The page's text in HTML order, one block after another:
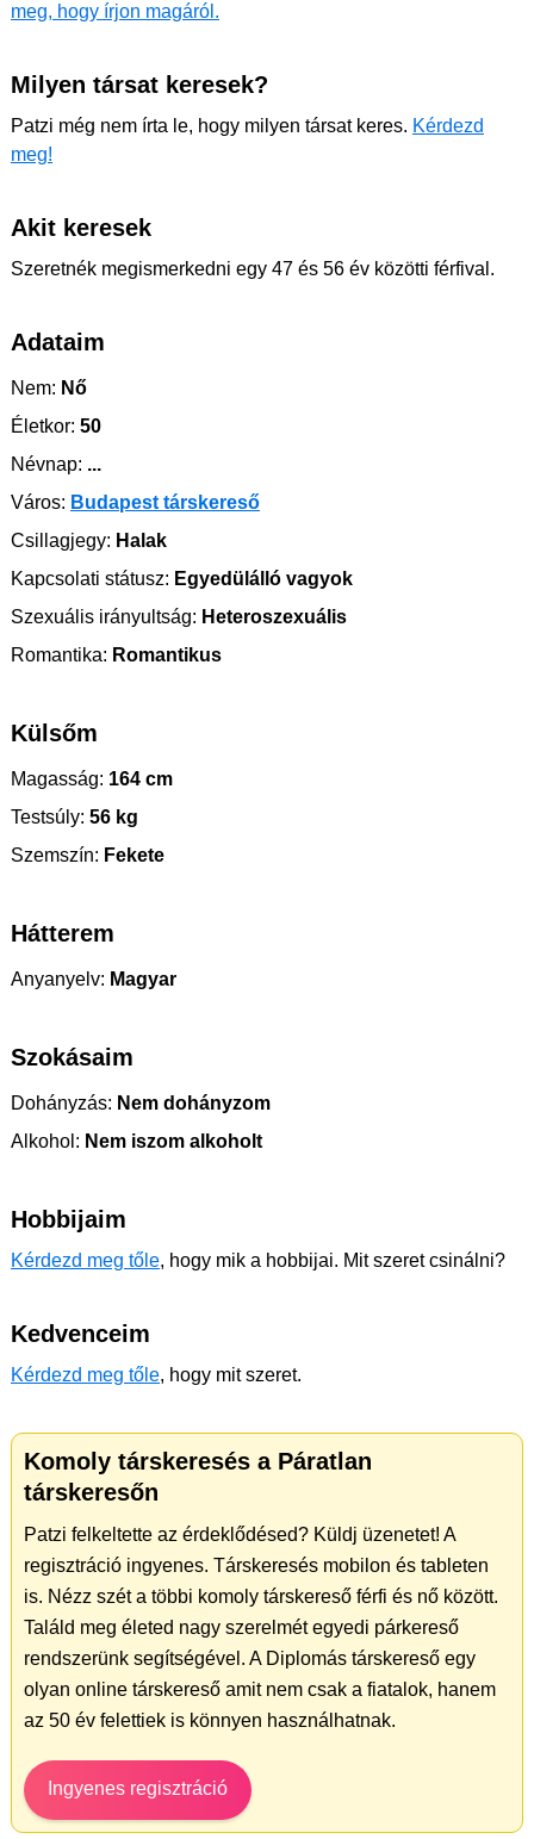
meg, hogy írjon magáról.
Milyen társat keresek?
Patzi még nem írta le, hogy milyen társat keres. Kérdezd
meg!
Akit keresek
Szeretnék megismerkedni egy 47 és 56 év közötti férfival.
Adataim
Nem: Nő
Életkor: 50
Névnap: ...
Város: Budapest társkereső
Csillagjegy: Halak
Kapcsolati státusz: Egyedülálló vagyok
Szexuális irányultság: Heteroszexuális
Romantika: Romantikus
Külsőm
Magasság: 164 cm
Testsúly: 56 kg
Szemszín: Fekete
Hátterem
Anyanyelv: Magyar
Szokásaim
Dohányzás: Nem dohányzom
Alkohol: Nem iszom alkoholt
Hobbijaim
Kérdezd meg tőle, hogy mik a hobbijai. Mit szeret csinálni?
Kedvenceim
Kérdezd meg tőle, hogy mit szeret.
Komoly társkeresés a Páratlan
társkeresőn
Patzi felkeltette az érdeklődésed? Küldj üzenetet! A
regisztráció ingyenes. Társkeresés mobilon és tableten
is. Nézz szét a többi komoly társkereső férfi és nő között.
Találd meg életed nagy szerelmét egyedi párkereső
rendszerünk segítségével. A Diplomás társkereső egy
olyan online társkereső amit nem csak a fiatalok, hanem
az 50 év felettiek is könnyen használhatnak.
Ingyenes regisztráció